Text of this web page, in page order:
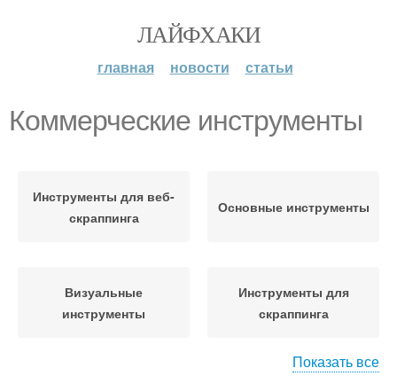
ЛАЙФХАКИ
главная новости статьи
Коммерческие инструменты
Инструменты для веб-
скраппинга
Основные инструменты
Визуальные
инструменты
Инструменты для
скраппинга
Показать все